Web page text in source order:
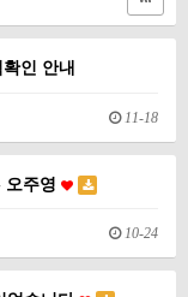
인 안내
11-18
오주영
10-24